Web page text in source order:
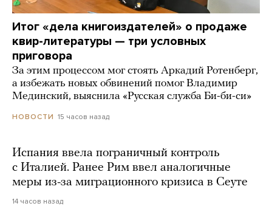
Итог «дела книгоиздателей» о продаже
квир-литературы — три условных
приговора
За этим процессом мог стоять Аркадий Ротенберг,
а избежать новых обвинений помог Владимир
Мединский, выяснила «Русская служба Би-би-си»
НОВОСТИ 15 часов назад
Испания ввела пограничный контроль
с Италией. Ранее Рим ввел аналогичные
меры из-за миграционного кризиса в Сеуте
14 часов назад